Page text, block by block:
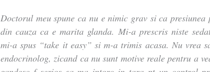
Doctorul meu spune ca nu e nimic grav si ca presiunea
din cauza ca e marita glanda. Mi-a prescris niste
mi-a spus “take it easy” si m-a trimis acasa. Nu vrea
endocrinolog, zicand ca nu sunt motive reale pentru a